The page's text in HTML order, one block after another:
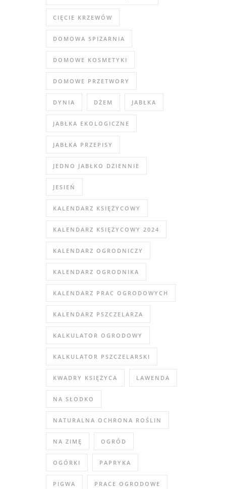
CIĘCIE KRZEWÓW
DOMOWA SPIŻARNIA
DOMOWE KOSMETYKI
DOMOWE PRZETWORY
DYNIA DŻEM JABŁKA
JABŁKA EKOLOGICZNE
JABŁKA PRZEPISY
JEDNO JABŁKO DZIENNIE
JESIEŃ
KALENDARZ KSIĘŻYCOWY
KALENDARZ KSIĘŻYCOWY 2024
KALENDARZ OGRODNICZY
KALENDARZ OGRODNIKA
KALENDARZ PRAC OGRODOWYCH
KALENDARZ PSZCZELARZA
KALKULATOR OGRODOWY
KALKULATOR PSZCZELARSKI
KWADRY KSIĘŻYCA LAWENDA
NA SŁODKO
NATURALNA OCHRONA ROŚLIN
NA ZIMĘ OGRÓD
OGÓRKI PAPRYKA
PIGWA PRACE OGRODOWE